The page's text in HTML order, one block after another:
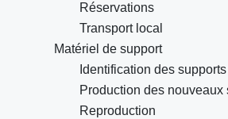
Réservations
Transport local
Matériel de support
Identification des
Production des nouveaux
Reproduction